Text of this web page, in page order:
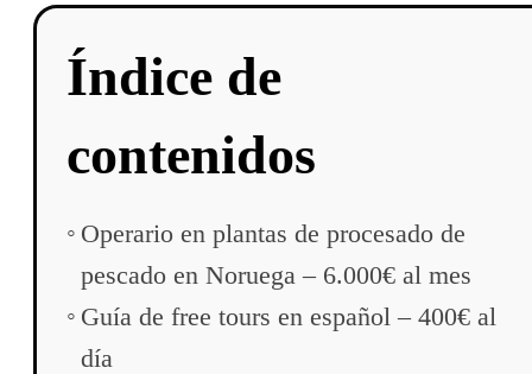
Índice de
contenidos
Operario en plantas de procesado de
pescado en Noruega – 6.000€ al mes
Guía de free tours en español – 400€ al
día